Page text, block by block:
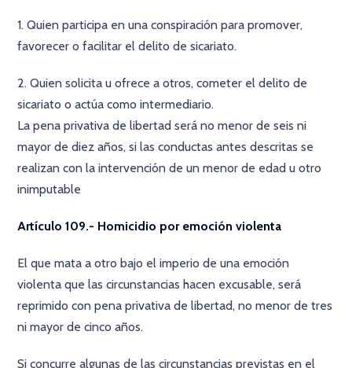
1. Quien participa en una conspiración para promover,
favorecer o facilitar el delito de sicariato.
2. Quien solicita u ofrece a otros, cometer el delito de
sicariato o actúa como intermediario.
La pena privativa de libertad será no menor de seis ni
mayor de diez años, si las conductas antes descritas se
realizan con la intervención de un menor de edad u otro
inimputable
Artículo 109.- Homicidio por emoción violenta
El que mata a otro bajo el imperio de una emoción
violenta que las circunstancias hacen excusable, será
reprimido con pena privativa de libertad, no menor de tres
ni mayor de cinco años.
Si concurre algunas de las circunstancias previstas en el